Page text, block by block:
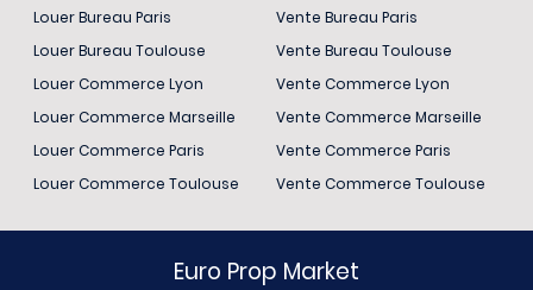
Louer Bureau Paris
Louer Bureau Toulouse
Louer Commerce Lyon
Louer Commerce Marseille
Louer Commerce Paris
Louer Commerce Toulouse
Vente Bureau Paris
Vente Bureau Toulouse
Vente Commerce Lyon
Vente Commerce Marseille
Vente Commerce Paris
Vente Commerce Toulouse
Euro Prop Market